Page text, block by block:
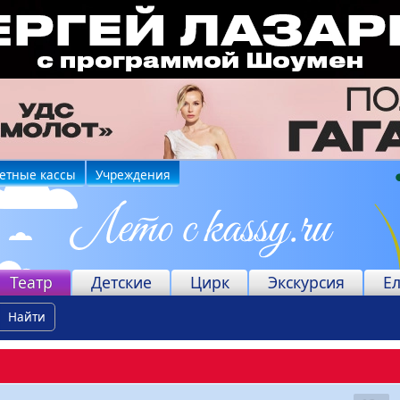
кассы Учреждения
Театр Детские Цирк Экскурсия
Найти